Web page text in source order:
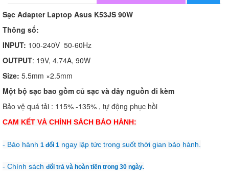
Sạc Adapter Laptop Asus K53JS 90W
Thông số:
INPUT: 100-240V 50-60Hz
OUTPUT: 19V, 4.74A, 90W
Size: 5.5mm ×2.5mm
Một bộ sạc bao gồm củ sạc và dây nguồn đi kèm
Bảo vệ quá tải : 115% -135% , tự động phục hồi
CAM KẾT VÀ CHÍNH SÁCH BẢO HÀNH:
- Bảo hành 1 đổi 1 ngay lập tức trong suốt thời gian bảo hành.
- Chính sách đổi trả và hoàn tiền trong 30 ngày.